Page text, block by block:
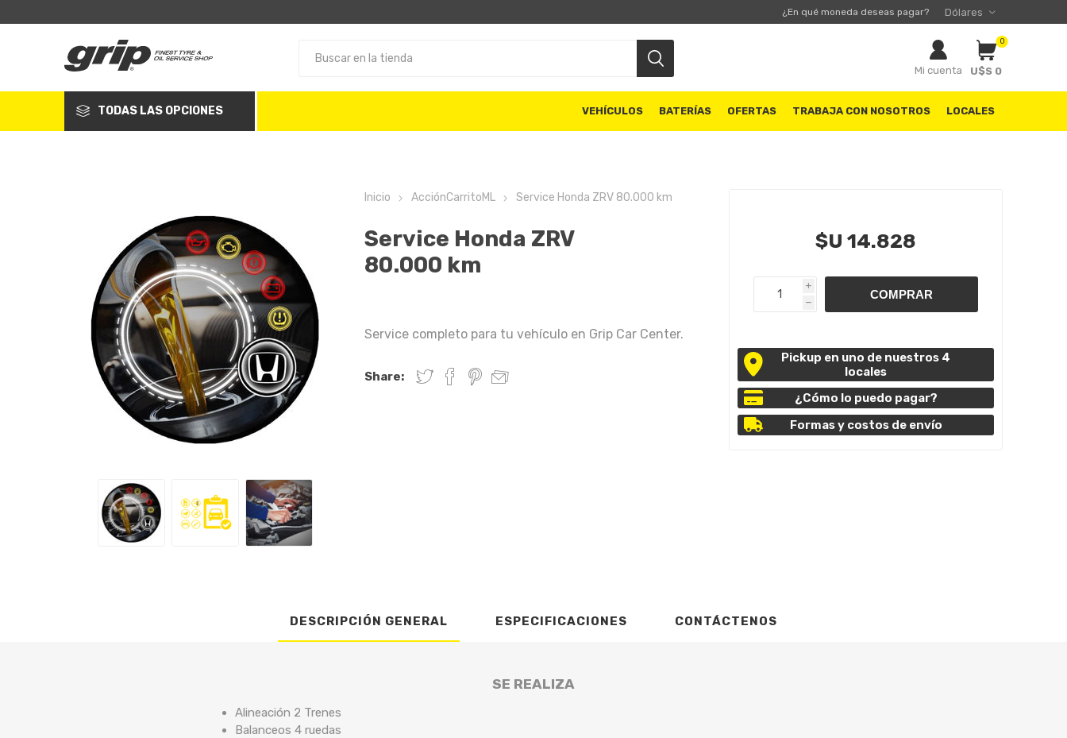
¿En qué moneda deseas pagar?
Mi cuenta
0
U$S 0
TODAS LAS OPCIONES VEHÍCULOS BATERÍAS OFERTAS TRABAJA CON NOSOTROS LOCALES
Inicio AcciónCarritoML Service Honda ZRV 80.000 km
Service Honda ZRV
80.000 km
Service completo para tu vehículo en Grip Car Center.
Share:
$U 14.828
i
h
Pickup en uno de nuestros 4
locales
¿Cómo lo puedo pagar?
Formas y costos de envío
DESCRIPCIÓN GENERAL ESPECIFICACIONES CONTÁCTENOS
SE REALIZA
Alineación 2 Trenes
Balanceos 4 ruedas